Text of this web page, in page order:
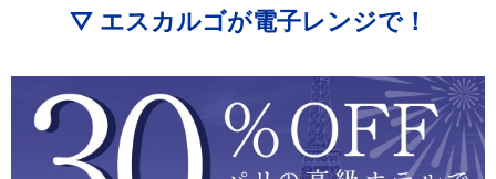
▽ エスカルゴが電子レンジで！